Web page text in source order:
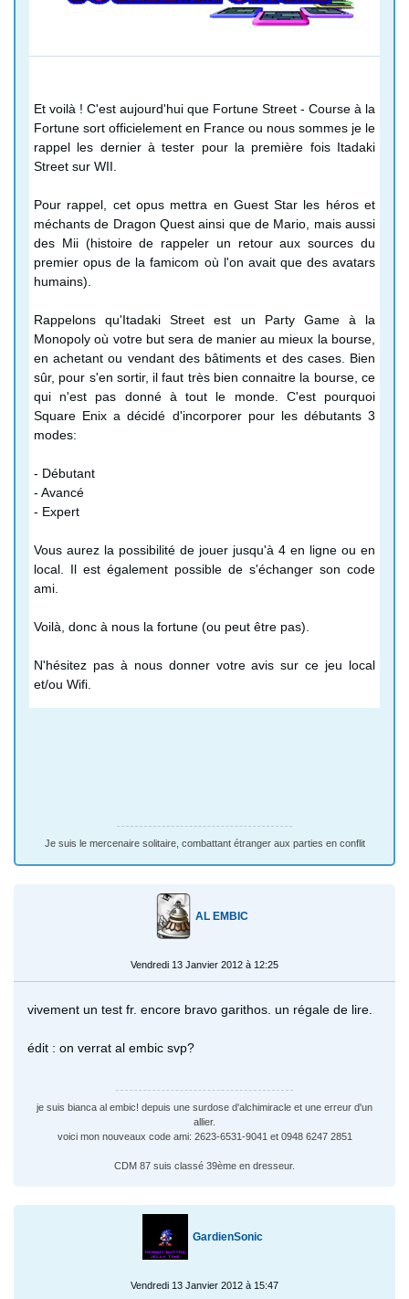
Et voilà ! C'est aujourd'hui que Fortune Street - Course à la
Fortune sort officielement en France ou nous sommes je le
rappel les dernier à tester pour la première fois Itadaki
Street sur WII.
Pour rappel, cet opus mettra en Guest Star les héros et
méchants de Dragon Quest ainsi que de Mario, mais aussi
des Mii (histoire de rappeler un retour aux sources du
premier opus de la famicom où l'on avait que des avatars
humains).
Rappelons qu'Itadaki Street est un Party Game à la
Monopoly où votre but sera de manier au mieux la bourse,
en achetant ou vendant des bâtiments et des cases. Bien
sûr, pour s'en sortir, il faut très bien connaitre la bourse, ce
qui n'est pas donné à tout le monde. C'est pourquoi
Square Enix a décidé d'incorporer pour les débutants 3
modes:
- Débutant
- Avancé
- Expert
Vous aurez la possibilité de jouer jusqu'à 4 en ligne ou en
local. Il est également possible de s'échanger son code
ami.
Voilà, donc à nous la fortune (ou peut être pas).
N'hésitez pas à nous donner votre avis sur ce jeu local
et/ou Wifi.
Je suis le mercenaire solitaire, combattant étranger aux parties en conflit
AL EMBIC
Vendredi 13 Janvier 2012 à 12:25
vivement un test fr. encore bravo garithos. un régale de lire.
édit : on verrat al embic svp?
je suis bianca al embic! depuis une surdose d'alchimiracle et une erreur d'un
allier.
voici mon nouveaux code ami: 2623-6531-9041 et 0948 6247 2851
CDM 87 suis classé 39ème en dresseur.
GardienSonic
Vendredi 13 Janvier 2012 à 15:47